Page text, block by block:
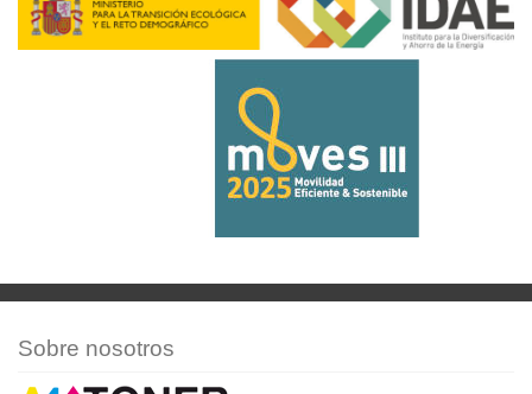
Sobre nosotros